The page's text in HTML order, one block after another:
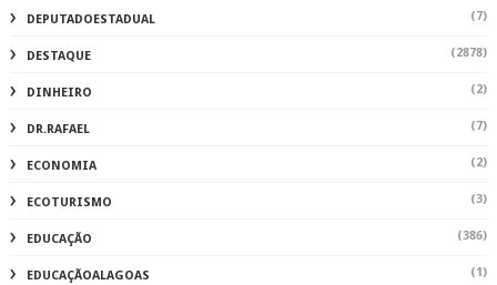
DEPUTADOESTADUAL (7)
DESTAQUE (2878)
DINHEIRO (2)
DR.RAFAEL (7)
ECONOMIA (2)
ECOTURISMO (3)
EDUCAÇÃO (386)
EDUCAÇÃOALAGOAS (1)